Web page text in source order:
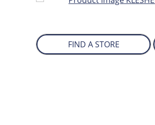
FIND A STORE